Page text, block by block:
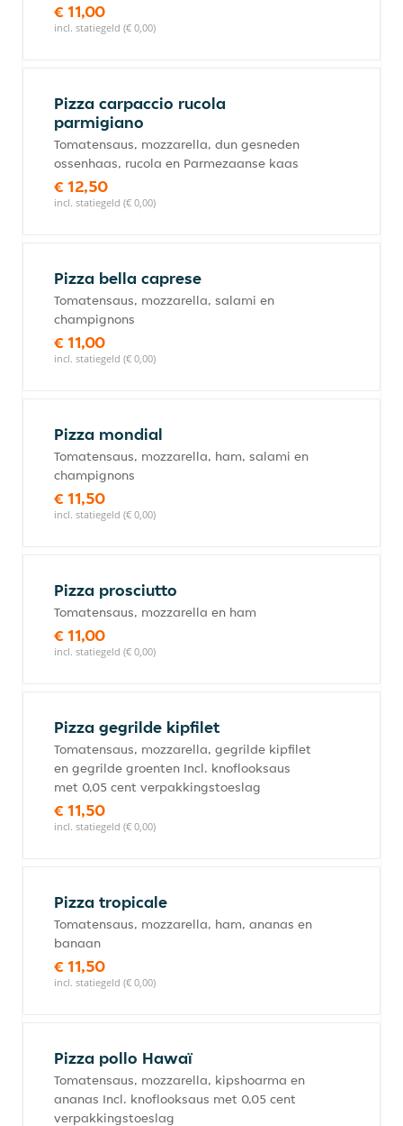
€ 11,00
incl. statiegeld (€ 0,00)
Pizza carpaccio rucola
parmigiano
Tomatensaus, mozzarella, dun gesneden
ossenhaas, rucola en Parmezaanse kaas
€ 12,50
incl. statiegeld (€ 0,00)
Pizza bella caprese
Tomatensaus, mozzarella, salami en
champignons
€ 11,00
incl. statiegeld (€ 0,00)
Pizza mondial
Tomatensaus, mozzarella, ham, salami en
champignons
€ 11,50
incl. statiegeld (€ 0,00)
Pizza prosciutto
Tomatensaus, mozzarella en ham
€ 11,00
incl. statiegeld (€ 0,00)
Pizza gegrilde kipfilet
Tomatensaus, mozzarella, gegrilde kipfilet
en gegrilde groenten Incl. knoflooksaus
met 0,05 cent verpakkingstoeslag
€ 11,50
incl. statiegeld (€ 0,00)
Pizza tropicale
Tomatensaus, mozzarella, ham, ananas en
banaan
€ 11,50
incl. statiegeld (€ 0,00)
Pizza pollo Hawaï
Tomatensaus, mozzarella, kipshoarma en
ananas Incl. knoflooksaus met 0,05 cent
verpakkingstoeslag